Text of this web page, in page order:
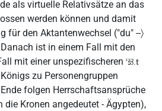
als virtuelle Relativsätze an das
werden können und damit
für den Aktantenwechsel ("du" --〉
Danach ist in einem Fall mit den
mit einer unspezifischeren ꜥšꜣ.t
zu Personengruppen
folgen Herrschaftsansprüche
die Kronen angedeutet - Ägypten),